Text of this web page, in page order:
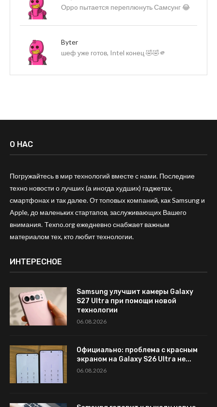
Оppo пытается переплюнуть Самсунг 😂
Byter
шеф уже готов, Intel конец 🤣🤣🫵
О НАС
Погружайтесь в мир технологий вместе с нами. Последние
техно новости о лучших (а иногда худших) гаджетах,
смартфонах и так далее. От топовых компаний, как Samsung и
Apple, до маленьких стартапов, заслуживающих Вашего
внимания. Texno.org ежедневно снабжает важным
материалом тех, кто любит технологии.
ИНТЕРЕСНОЕ
Samsung улучшит камеры Galaxy
S27 Ultra при помощи новой
технологии
06.08.2026
Официально: проблема с красным
экраном на Galaxy S26 Ultra не...
06.08.2026